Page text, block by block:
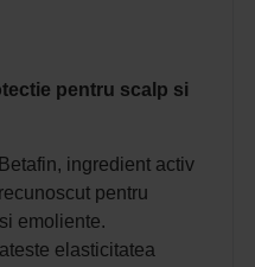
pentru scalp si
ingredient activ
pentru
emoliente.
elasticitatea